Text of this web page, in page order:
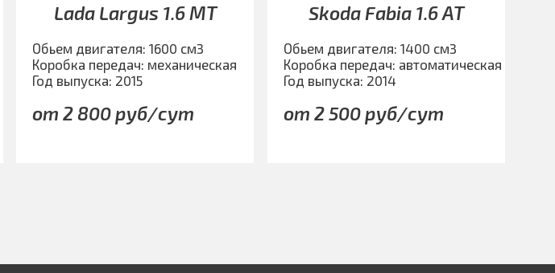
Lada Largus 1.6 МТ
Обьем двигателя: 1600 см3
Коробка передач: механическая
Год выпуска: 2015
от 2 800 руб/сут
Skoda Fabia 1.6 АТ
Обьем двигателя: 1400 см3
Коробка передач: автоматическая
Год выпуска: 2014
от 2 500 руб/сут